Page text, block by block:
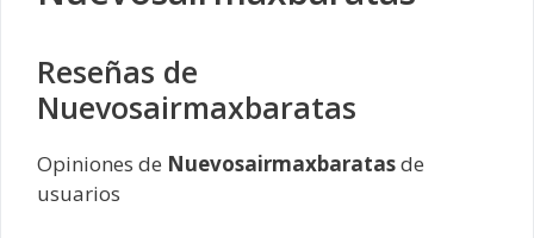
Reseñas de
Nuevosairmaxbaratas
Opiniones de Nuevosairmaxbaratasde
usuarios